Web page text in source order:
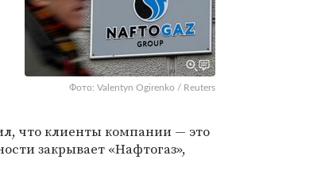
Фото: Valentyn Ogirenko / Reuters
что клиенты компании — это
закрывает «Нафтогаз»,